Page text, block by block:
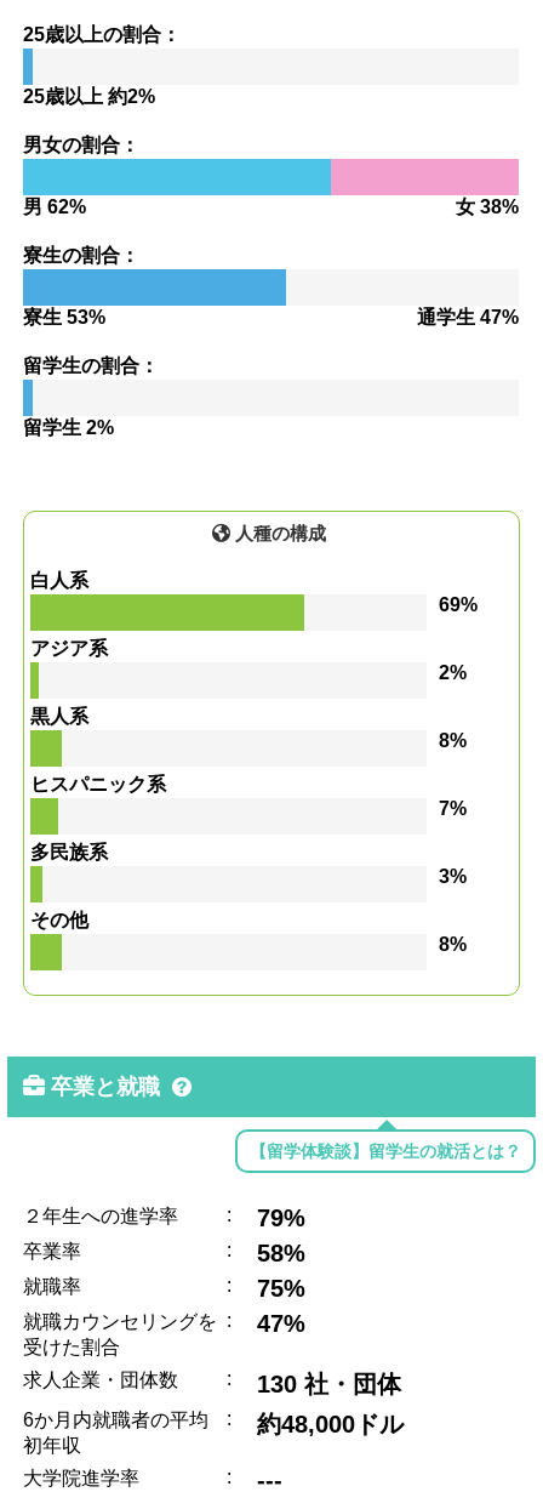
25歳以上の割合：
25歳以上 約2%
男女の割合：
男 62% 女 38%
寮生の割合：
寮生 53% 通学生 47%
留学生の割合：
留学生 2%
人種の構成
白人系
69%
アジア系
2%
黒人系
8%
ヒスパニック系
7%
多民族系
3%
その他
8%
卒業と就職
【留学体験談】留学生の就活とは？
２年生への進学率 : 79%
卒業率 : 58%
就職率 : 75%
就職カウンセリングを
受けた割合
: 47%
求人企業・団体数 : 130 社・団体
6か月内就職者の平均
初年収
: 約48,000ドル
大学院進学率 : ---